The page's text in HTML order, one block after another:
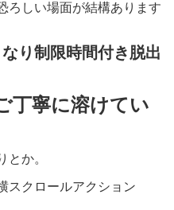
ろしい場面が結構あります
り制限時間付き脱出
丁寧に溶けてい
とか。
スクロールアクション